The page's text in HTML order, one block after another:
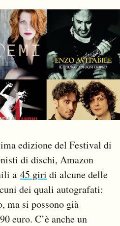
Mondiali calcio 2026
edizione del Festival di
di dischi, Amazon
a 45 giri di alcune delle
dei quali autografati:
ma si possono già
euro. C’è anche un